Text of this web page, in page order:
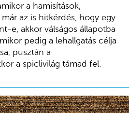
a hamisítások,
az is hitkérdés, hogy egy
e, akkor válságos állapotba
pedig a lehallgatás célja
pusztán a
a spiclivilág támad fel.